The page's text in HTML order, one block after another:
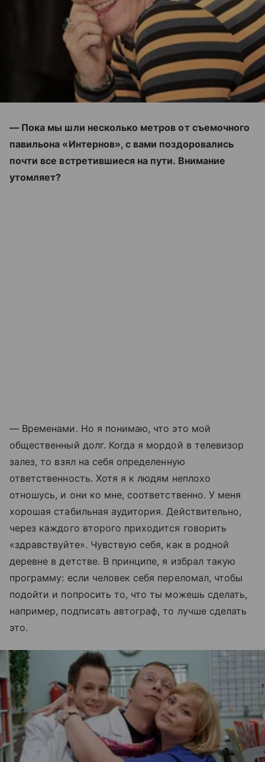
— Пока мы шли несколько метров от съемочного
павильона «Интернов», с вами поздоровались
почти все встретившиеся на пути. Внимание
утомляет?
— Временами. Но я понимаю, что это мой
общественный долг. Когда я мордой в телевизор
залез, то взял на себя определенную
ответственность. Хотя я к людям неплохо
отношусь, и они ко мне, соответственно. У меня
хорошая стабильная аудитория. Действительно,
через каждого второго приходится говорить
«здравствуйте». Чувствую себя, как в родной
деревне в детстве. В принципе, я избрал такую
программу: если человек себя переломал, чтобы
подойти и попросить то, что ты можешь сделать,
например, подписать автограф, то лучше сделать
это.